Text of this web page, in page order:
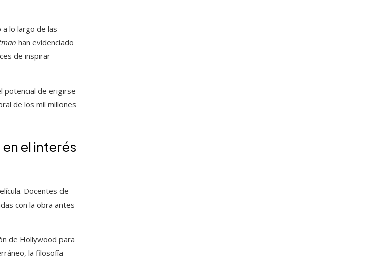
lo largo de las
han evidenciado
de inspirar
potencial de erigirse
de los mil millones
el interés
Docentes de
con la obra antes
de Hollywood para
la filosofía